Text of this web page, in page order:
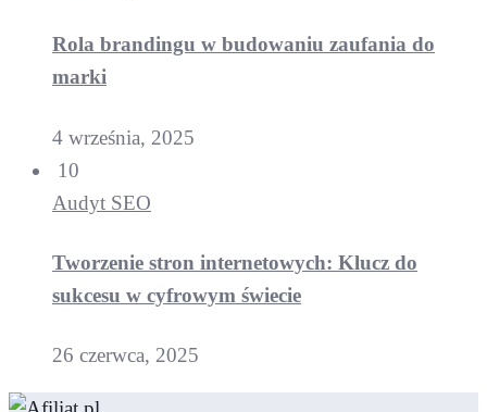
Rola brandingu w budowaniu zaufania do
marki
4 września, 2025
10
Audyt SEO
Tworzenie stron internetowych: Klucz do
sukcesu w cyfrowym świecie
26 czerwca, 2025